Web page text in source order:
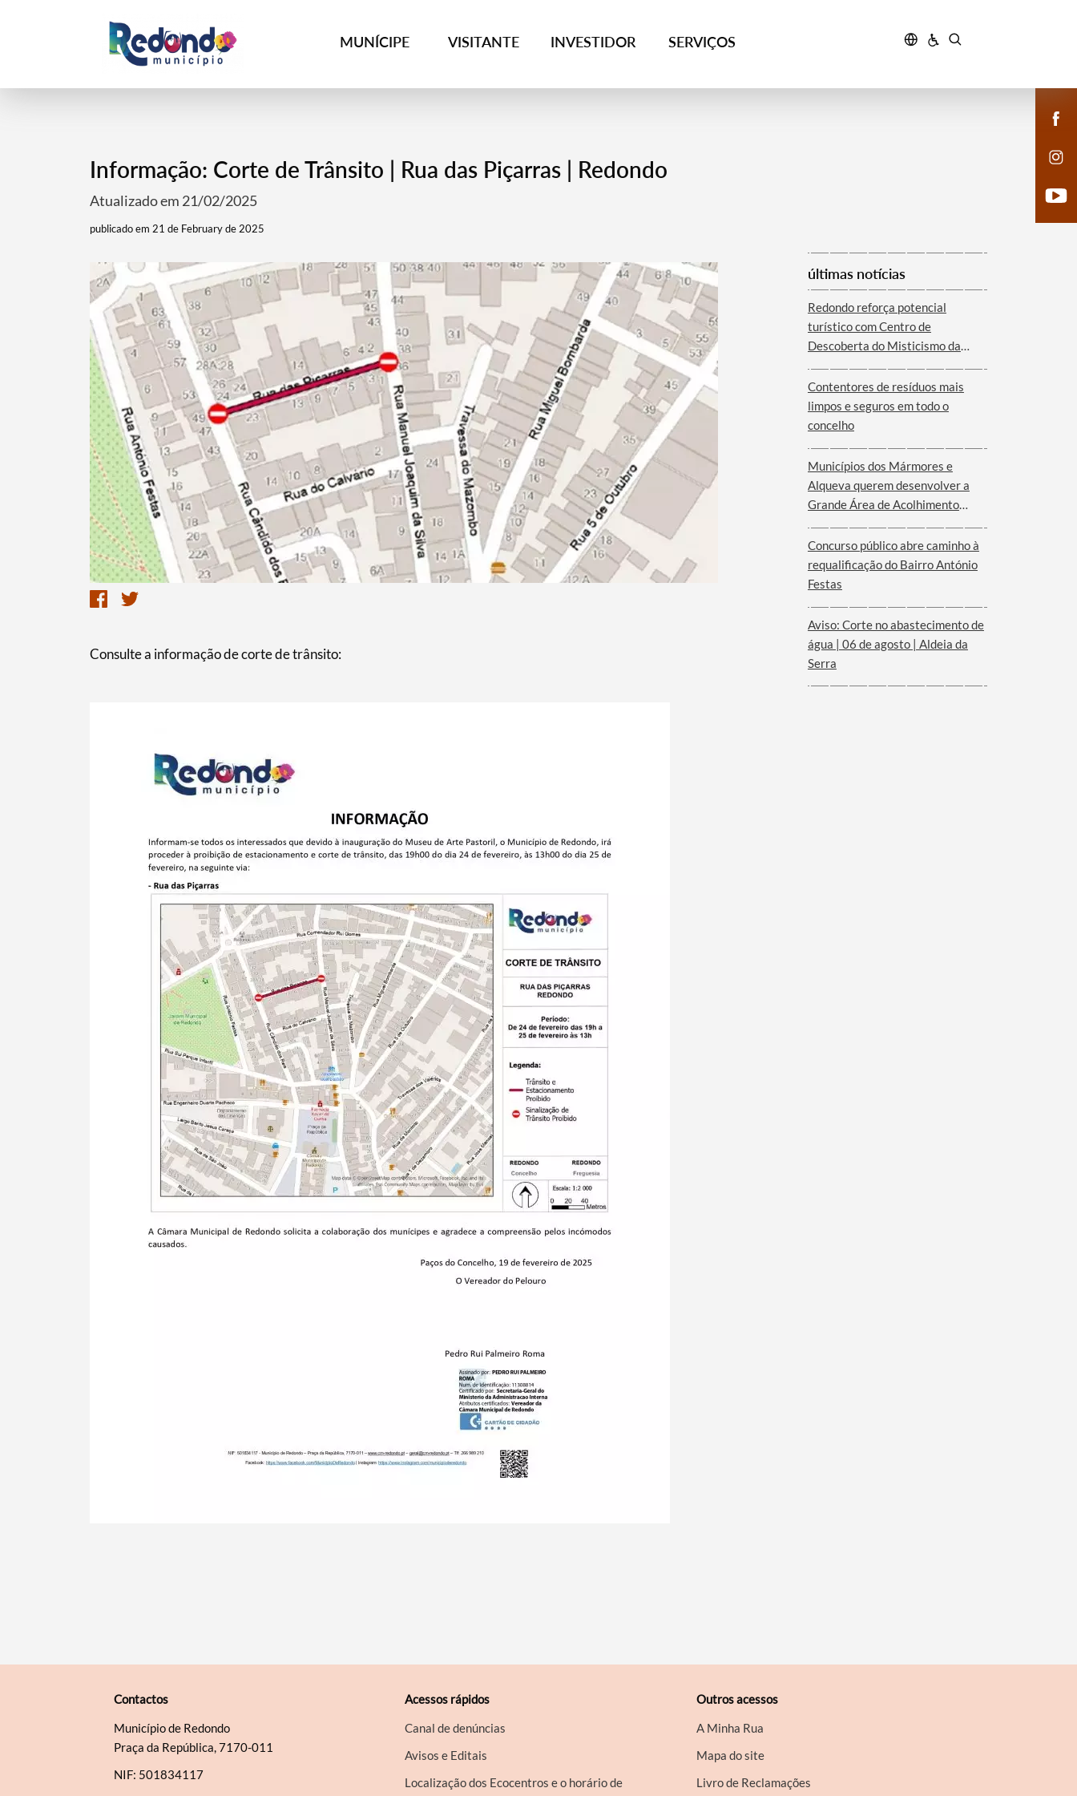
MUNÍCIPE VISITANTE INVESTIDOR SERVIÇOS
Termo de Pesquisa
Categorias gerais
Filtros
Informação: Corte de Trânsito | Rua das Piçarras | Redondo
Atualizado em 21/02/2025
publicado em 21 de February de 2025
Consulte a informação de corte de trânsito:
últimas notícias
Redondo reforça potencial
turístico com Centro de
Descoberta do Misticismo da
Contentores de resíduos mais
limpos e seguros em todo o
concelho
Municípios dos Mármores e
Alqueva querem desenvolver a
Grande Área de Acolhimento
Governo para o Interior do
Alentejo
Concurso público abre caminho à
requalificação do Bairro António
Festas
Aviso: Corte no abastecimento de
água | 06 de agosto | Aldeia da
Serra
Contactos
Município de Redondo
Praça da República, 7170-011
NIF: 501834117
Acessos rápidos
Canal de denúncias
Avisos e Editais
Localização dos Ecocentros e o horário de
Outros acessos
A Minha Rua
Mapa do site
Livro de Reclamações